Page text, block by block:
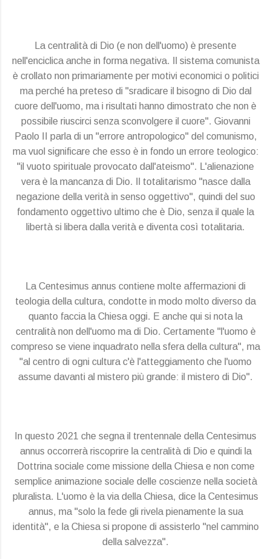
La centralità di Dio (e non dell'uomo) è presente
nell'enciclica anche in forma negativa. Il sistema comunista
è crollato non primariamente per motivi economici o politici
ma perché ha preteso di "sradicare il bisogno di Dio dal
cuore dell'uomo, ma i risultati hanno dimostrato che non è
possibile riuscirci senza sconvolgere il cuore". Giovanni
Paolo II parla di un "errore antropologico" del comunismo,
ma vuol significare che esso è in fondo un errore teologico:
"il vuoto spirituale provocato dall'ateismo". L'alienazione
vera è la mancanza di Dio. Il totalitarismo "nasce dalla
negazione della verità in senso oggettivo", quindi del suo
fondamento oggettivo ultimo che è Dio, senza il quale la
libertà si libera dalla verità e diventa così totalitaria.
La Centesimus annus contiene molte affermazioni di
teologia della cultura, condotte in modo molto diverso da
quanto faccia la Chiesa oggi. E anche qui si nota la
centralità non dell'uomo ma di Dio. Certamente "l'uomo è
compreso se viene inquadrato nella sfera della cultura", ma
"al centro di ogni cultura c'è l'atteggiamento che l'uomo
assume davanti al mistero più grande: il mistero di Dio".
In questo 2021 che segna il trentennale della Centesimus
annus occorrerà riscoprire la centralità di Dio e quindi la
Dottrina sociale come missione della Chiesa e non come
semplice animazione sociale delle coscienze nella società
pluralista. L'uomo è la via della Chiesa, dice la Centesimus
annus, ma "solo la fede gli rivela pienamente la sua
identità", e la Chiesa si propone di assisterlo "nel cammino
della salvezza".